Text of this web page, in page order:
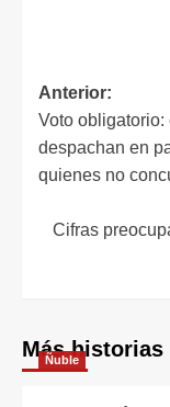
Anterior:
Voto obligatorio:
despachan en
quienes no
Cifras
Más historias
Ñuble